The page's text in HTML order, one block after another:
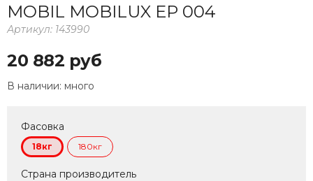
MOBIL MOBILUX EP 004
Артикул: 143990
20 882 руб
В наличии: много
Фасовка
18кг 180кг
Страна производитель